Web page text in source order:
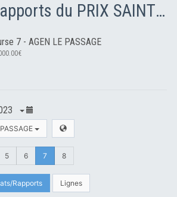
Résultats/Rapports du PRIX SAINTE SIXTE
7 - AGEN LE PASSAGE
5 6 7 8
Rapports Lignes